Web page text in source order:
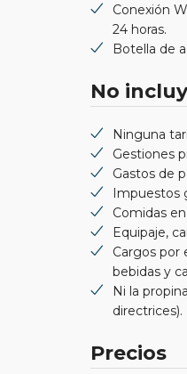
Conexión
24 horas.
Botella de
No
Ninguna
Gestiones
Gastos de
Impuestos
Comidas
Equipaje,
Cargos por
bebidas y
Ni la
directrices).
Precios